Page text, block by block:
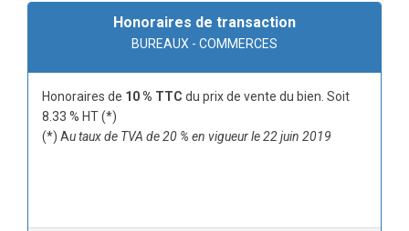
Honoraires de transaction
BUREAUX - COMMERCES
Honoraires de 10 % TTC du prix de vente du bien. Soit
8.33 % HT (*)
(*) Au taux de TVA de 20 % en vigueur le 22 juin 2019